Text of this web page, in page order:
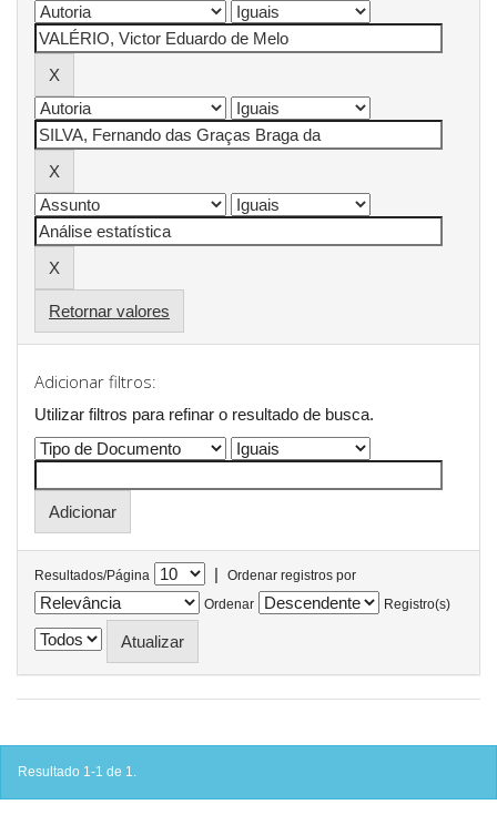
Retornar valores
Adicionar filtros:
Utilizar filtros para refinar o resultado de busca.
Resultados/Página |
Ordenar registros por
Ordenar
Registro(s)
Resultado 1-1 de 1.